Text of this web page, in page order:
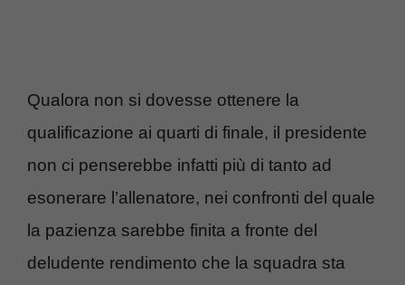
Qualora non si dovesse ottenere la
qualificazione ai quarti di finale, il presidente
non ci penserebbe infatti più di tanto ad
esonerare l’allenatore, nei confronti del quale
la pazienza sarebbe finita a fronte del
deludente rendimento che la squadra sta